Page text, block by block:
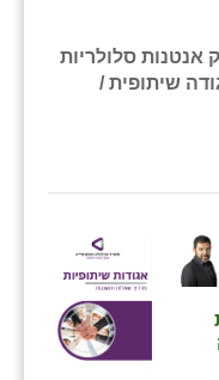
סלולריות
שיתופית /